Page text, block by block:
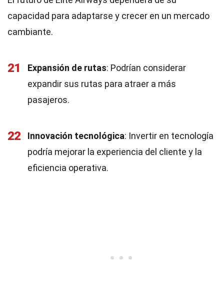
capacidad para adaptarse y crecer en un mercado
cambiante.
21 Expansión de rutas: Podrían considerar
expandir sus rutas para atraer a más
pasajeros.
22 Innovación tecnológica: Invertir en tecnología
podría mejorar la experiencia del cliente y la
eficiencia operativa.